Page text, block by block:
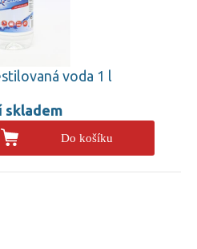
voda 1 l
skladem
Do košíku